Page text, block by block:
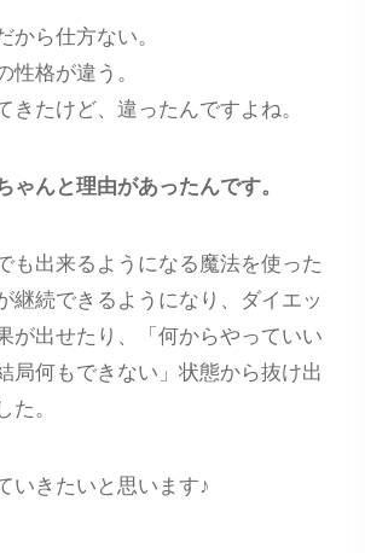
から仕方ない。
性格が違う。
きたけど、違ったんですよね。
ゃんと理由があったんです。
も出来るようになる魔法を使った
継続できるようになり、ダイエッ
が出せたり、「何からやっていい
局何もできない」状態から抜け出
た。
いきたいと思います♪